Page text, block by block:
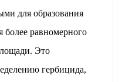
для образования
более равномерного
Это
гербицида,